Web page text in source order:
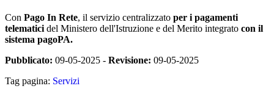
Con Pago In Rete, il servizio centralizzato per i pagamenti
telematici del Ministero dell'Istruzione e del Merito integrato con il
sistema pagoPA.
Pubblicato: 09-05-2025 - Revisione: 09-05-2025
Tag pagina: Servizi